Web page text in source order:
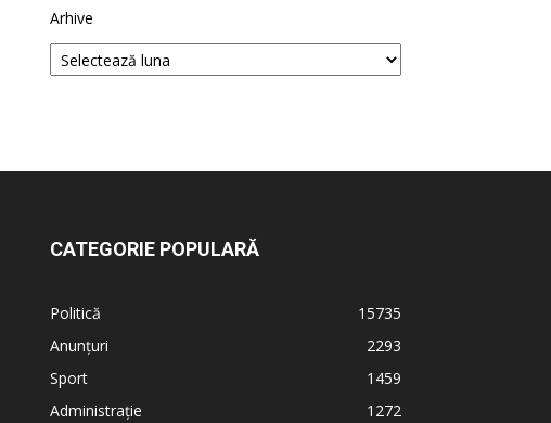
Arhive
CATEGORIE POPULARĂ
Politică
15735
Anunțuri
2293
Sport
1459
Administrație
1272